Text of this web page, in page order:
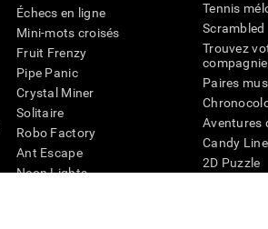
Échecs en ligne
Mini-mots croisés
Fruit Frenzy
Pipe Panic
Crystal Miner
Solitaire
Robo Factory
Ant Escape
Neon Lights
Tennis
Scrambled
Trouvez
compagnie
Paires
Aventures
Candy Line
2D Puzzle